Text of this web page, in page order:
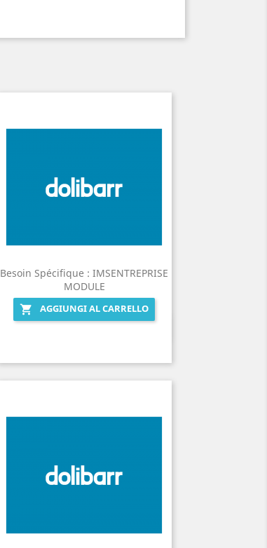
Besoin Spécifique : IMSENTREPRISE
MODULE

AGGIUNGI AL CARRELLO